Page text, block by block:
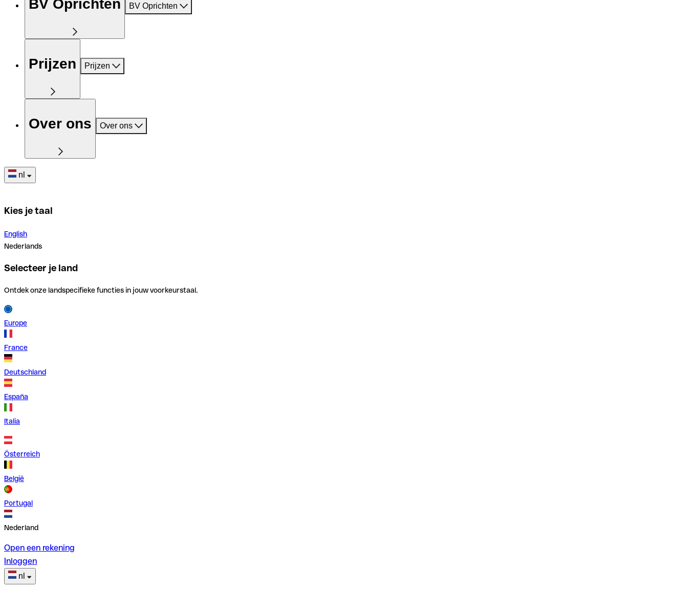
BV Oprichten BV Oprichten
Prijzen Prijzen
Over ons Over ons
nl
Kies je taal
English
Nederlands
Selecteer je land
Ontdek onze landspecifieke functies in jouw voorkeurstaal.
Europe
France
Deutschland
España
Italia
Österreich
België
Portugal
Nederland
Open een rekening
Inloggen
nl